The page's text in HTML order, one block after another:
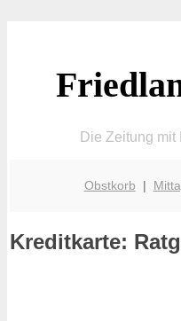
Die Zeitung mit
Obstkorb |
Kreditkarte: